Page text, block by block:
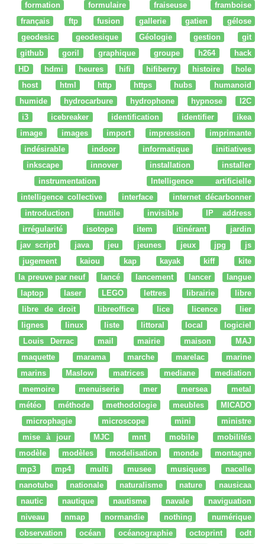
formation formulaire fraiseuse
framboise
français
ftp fusion gallerie gatien
gélose
geodesic
geodesique Géologie gestion
git
github
goril graphique groupe h264
hack
HD
hdmi heures hifi hifiberry histoire
hole
host
html http https hubs
humanoid
humide
hydrocarbure hydrophone hypnose
I2C
i3
icebreaker identification identifier
ikea
image
images import impression
imprimante
indésirable
indoor informatique
initiatives
inkscape
innover installation
installer
instrumentation
Intelligence artificielle
intelligence collective
interface
internet décarbonner
introduction
inutile invisible
IP address
irrégularité
isotope item itinérant
jardin
jav script
java jeu jeunes jeux jpg
js
jugement
kaiou kap kayak kiff
kite
la preuve par neuf
lancé lancement lancer
langue
laptop
laser LEGO lettres librairie
libre
libre de droit
libreoffice lice licence
lier
lignes
linux liste littoral local
logiciel
Louis Derrac
mail mairie maison
MAJ
maquette
marama marche marelac
marine
marins
Maslow matrices mediane
mediation
memoire
menuiserie mer mersea
metal
météo
méthode methodologie meubles
MICADO
microphagie
microscope mini
ministre
mise à jour
MJC mnt mobile
mobilités
modèle
modèles modelisation monde
montagne
mp3
mp4 multi musee musiques
nacelle
nanotube
nationale naturalisme nature
nausicaa
nautic
nautique nautisme navale
naviguation
niveau
nmap normandie nothing
numérique
observation
océan océanographie octoprint
odt